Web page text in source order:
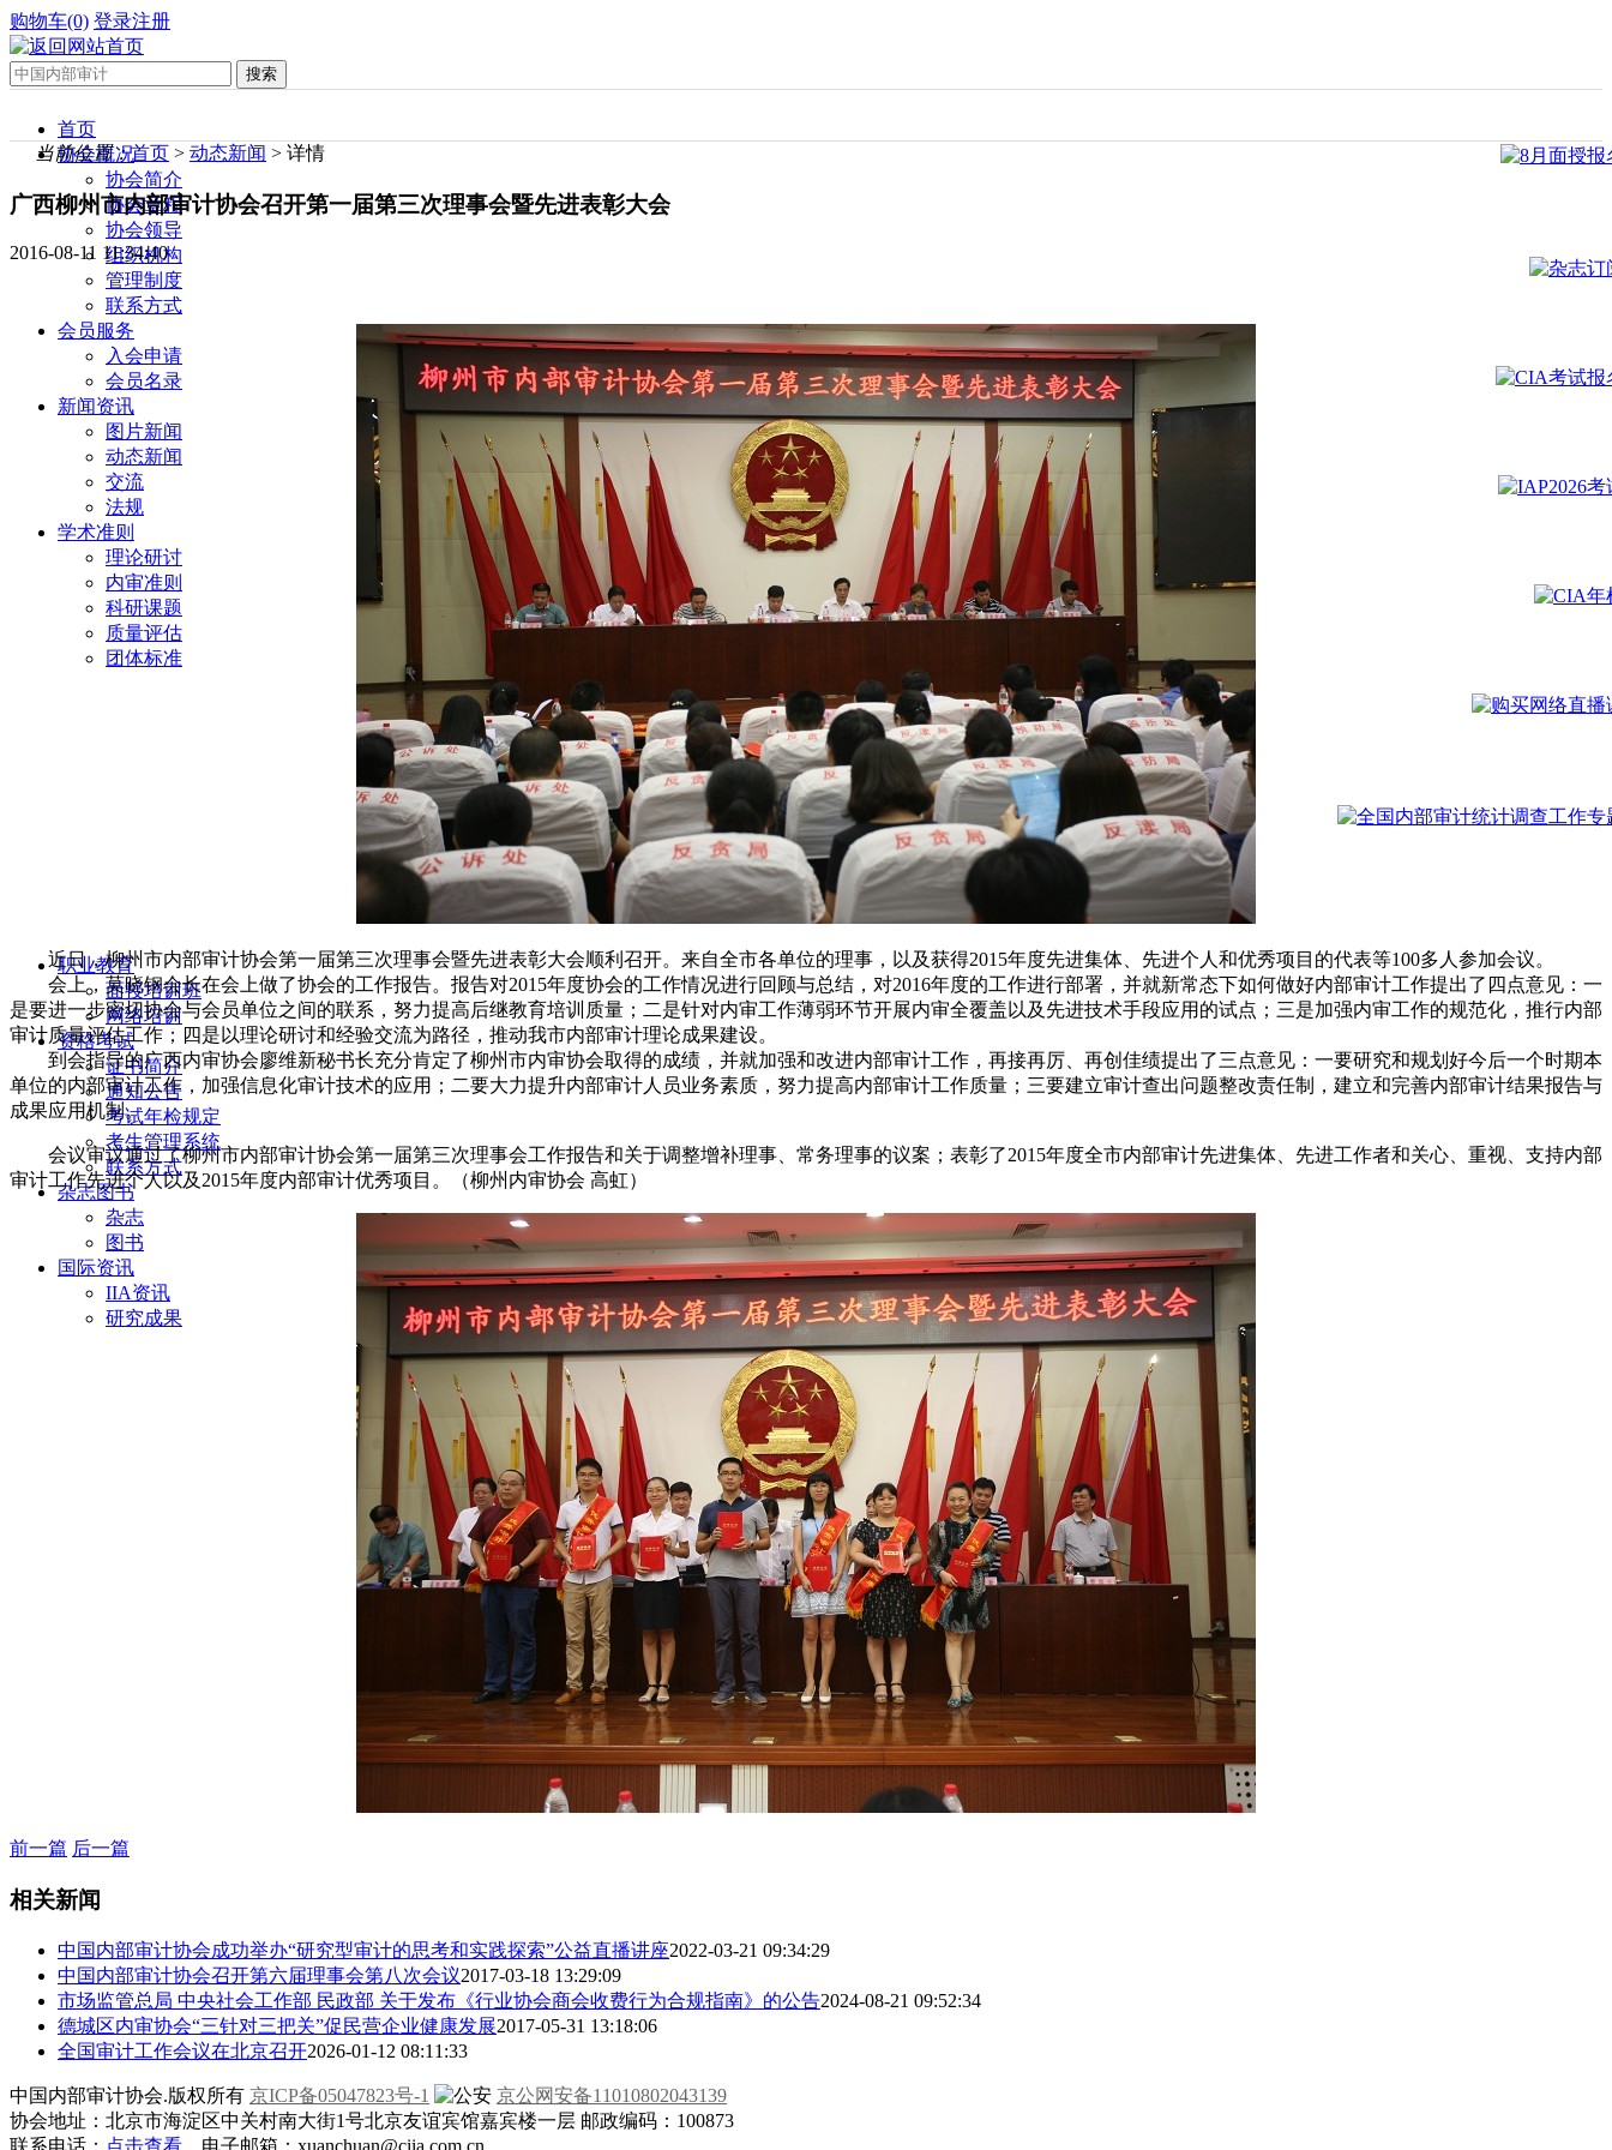
购物车(0) 登录注册
首页
协会概况
协会简介
协会章程
协会领导
组织机构
管理制度
联系方式
会员服务
入会申请
会员名录
新闻资讯
图片新闻
动态新闻
交流
法规
学术准则
理论研讨
内审准则
科研课题
质量评估
团体标准
职业教育
面授培训班
网络培训
资格考试
证书简介
通知公告
考试年检规定
考生管理系统
联系方式
杂志图书
杂志
图书
国际资讯
IIA资讯
研究成果
当前位置：首页 > 动态新闻 > 详情
广西柳州市内部审计协会召开第一届第三次理事会暨先进表彰大会
2016-08-11 11:34:40
近日，柳州市内部审计协会第一届第三次理事会暨先进表彰大会顺利召开。来自全市各单位的理事，以及获得2015年度先进集体、先进个人和优秀项目的代表等100多人参加会议。
会上，莫晓钢会长在会上做了协会的工作报告。报告对2015年度协会的工作情况进行回顾与总结，对2016年度的工作进行部署，并就新常态下如何做好内部审计工作提出了四点意见：一
是要进一步密切协会与会员单位之间的联系，努力提高后继教育培训质量；二是针对内审工作薄弱环节开展内审全覆盖以及先进技术手段应用的试点；三是加强内审工作的规范化，推行内部
审计质量评估工作；四是以理论研讨和经验交流为路径，推动我市内部审计理论成果建设。
到会指导的广西内审协会廖维新秘书长充分肯定了柳州市内审协会取得的成绩，并就加强和改进内部审计工作，再接再厉、再创佳绩提出了三点意见：一要研究和规划好今后一个时期本
单位的内部审计工作，加强信息化审计技术的应用；二要大力提升内部审计人员业务素质，努力提高内部审计工作质量；三要建立审计查出问题整改责任制，建立和完善内部审计结果报告与
成果应用机制。
会议审议通过了柳州市内部审计协会第一届第三次理事会工作报告和关于调整增补理事、常务理事的议案；表彰了2015年度全市内部审计先进集体、先进工作者和关心、重视、支持内部
审计工作先进个人以及2015年度内部审计优秀项目。（柳州内审协会 高虹）
前一篇 后一篇
相关新闻
中国内部审计协会成功举办“研究型审计的思考和实践探索”公益直播讲座2022-03-21 09:34:29
中国内部审计协会召开第六届理事会第八次会议2017-03-18 13:29:09
市场监管总局 中央社会工作部 民政部 关于发布《行业协会商会收费行为合规指南》的公告2024-08-21 09:52:34
德城区内审协会“三针对三把关”促民营企业健康发展2017-05-31 13:18:06
全国审计工作会议在北京召开2026-01-12 08:11:33
中国内部审计协会.版权所有 京ICP备05047823号-1
京公网安备11010802043139
协会地址：北京市海淀区中关村南大街1号北京友谊宾馆嘉宾楼一层 邮政编码：100873
联系电话： 点击查看 电子邮箱：xuanchuan@ciia.com.cn